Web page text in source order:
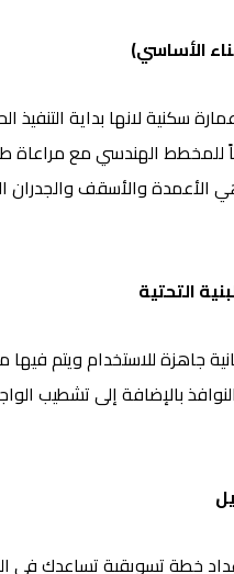
الأساسي)
سكنية لانها بداية التنفيذ
للمخطط الهندسي مع مراعاة
الأعمدة والأسقف
التحتية
جاهزة للاستخدام ويتم
بالإضافة إلى تشطيب
خطة تسويقية تساعدك فى